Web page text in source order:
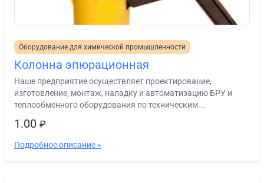
Оборудование для химической промышленности
Колонна эпюрационная
Наше предприятие осуществляет проектирование,
изготовление, монтаж, наладку и автоматизацию БРУ и
теплообменного оборудования по техническим...
1.00 ₽
Подробное описание »